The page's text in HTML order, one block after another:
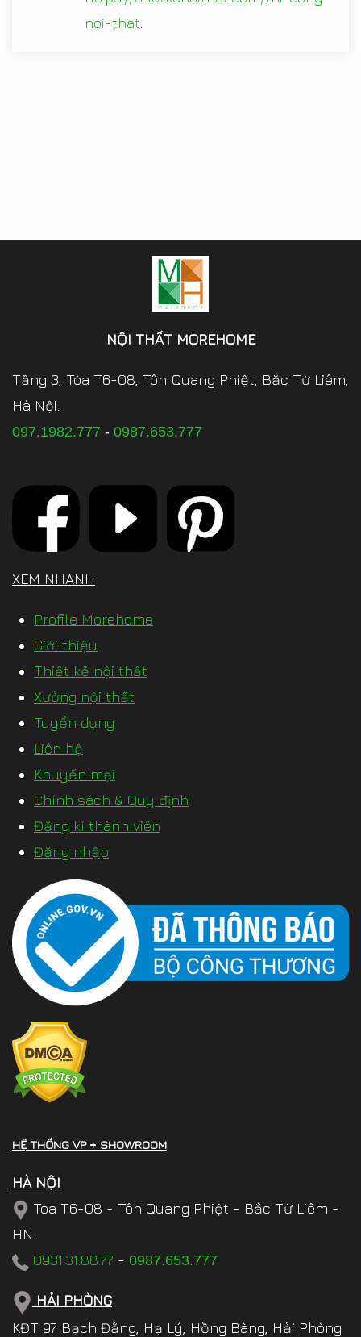
noi-that
NỘI THẤT MOREHOME
Tầng 3, Tòa T6-08, Tôn Quang Phiệt, Bắc Từ Liêm,
Hà Nội.
097.1982.777 - 0987.653.777
XEM NHANH
Profile Morehome
Giới thiệu
Thiết kế nội thất
Xưởng nội thất
Tuyển dụng
Liên hệ
Khuyến mại
Chính sách & Quy định
Đăng kí thành viên
Đăng nhập
HỆ THỐNG VP + SHOWROOM
HÀ NỘI
Tòa T6-08 - Tôn Quang Phiệt - Bắc Từ Liêm -
HN.
0931.31.88.77 - 0987.653.777
HẢI PHÒNG
KĐT 97 Bạch Đằng, Hạ Lý, Hồng Bàng, Hải Phòng